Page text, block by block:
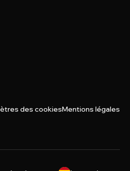
des cookiesMentions légales